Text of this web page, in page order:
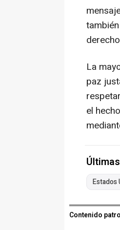
La
paz
el
Estados
Contenido